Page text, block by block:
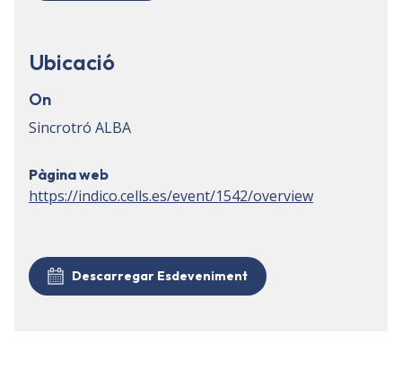
Ubicació
On
Sincrotró ALBA
Pàgina web
https://indico.cells.es/event/1542/overview
Descarregar Esdeveniment